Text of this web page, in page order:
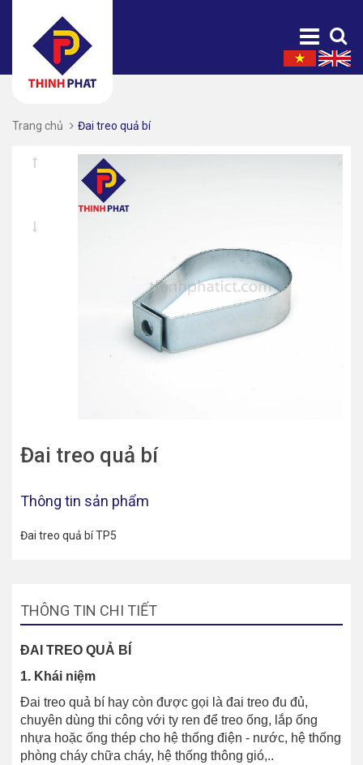
Trang chủ Đai treo quả bí
Đai treo quả bí
Thông tin sản phẩm
Đai treo quả bí TP5
THÔNG TIN CHI TIẾT
ĐAI TREO QUẢ BÍ
1. Khái niệm
Đai treo quả bí hay còn được gọi là đai treo đu đủ,
chuyên dùng thi công với ty ren để treo ống, lắp ống
nhựa hoặc ống thép cho hệ thống điện - nước, hệ thống
phòng cháy chữa cháy, hệ thống thông gió,..